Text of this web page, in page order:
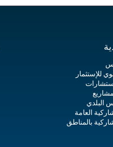
للإستثمار
البلدي
العامة
بالمناطق